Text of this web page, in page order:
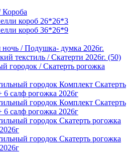
короб 26*26*3
короб 36*26*9
/ Подушка- думка 2026г.
текстиль / Скатерти 2026г. (50)
городок / Скатерть рогожка
городок Комплект Скатерть
6 салф рогожка 2026г
городок Комплект Скатерть
6 салф рогожка 2026г
городок Скатерть рогожка
городок Скатерть рогожка